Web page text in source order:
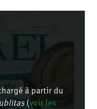
à partir du
(voir les